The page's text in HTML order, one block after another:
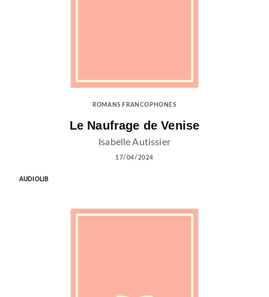
ROMANS FRANCOPHONES
Le Naufrage de Venise
Isabelle Autissier
17/04/2024
AUDIOLIB